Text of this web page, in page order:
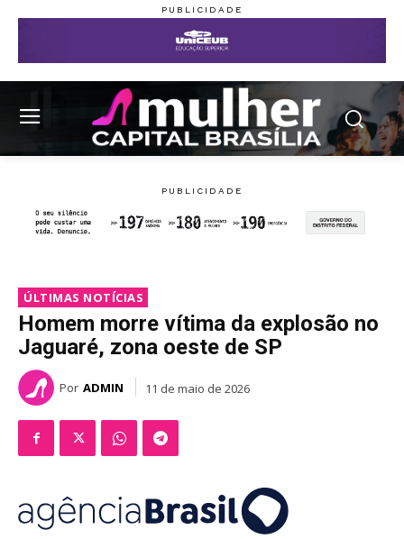
ÚLTIMAS NOTÍCIAS
Homem morre vítima da explosão no
Jaguaré, zona oeste de SP
Por ADMIN 11 de maio de 2026